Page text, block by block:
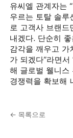
유씨엘 관계자는
우르는 토탈 솔루
로 고객사 브랜
내겠다. 단순히
감각을 깨우고 가
가 되겠다”라면
해 글로벌 웰니스
경쟁력을 확보해
← 목록으로